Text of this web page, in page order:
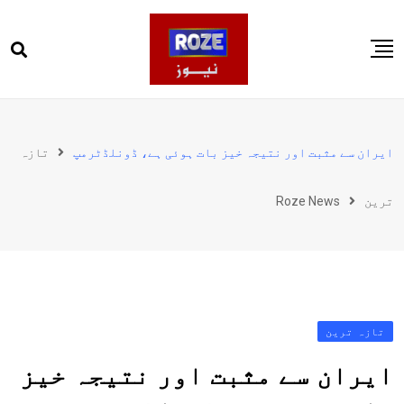
to
پاکستان
کھیل
ایران سے مثبت اور نتیجہ خیز بات ہوئی ہے، ڈونلڈٹرمپ تازہ
ترین Roze News
تازہ ترین
ایران سے مثبت اور نتیجہ خیز